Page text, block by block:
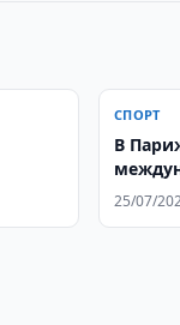
СПОРТ
В
25/07/